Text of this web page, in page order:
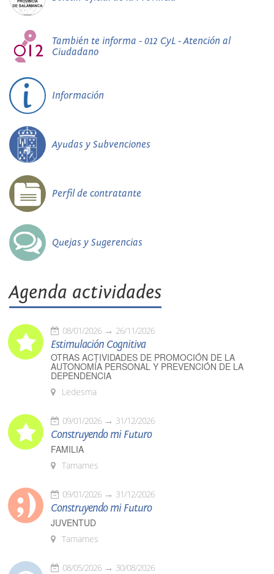
También te informa - 012 CyL - Atención al
Ciudadano
Información
Ayudas y Subvenciones
Perfil de contratante
Quejas y Sugerencias
Agenda actividades
08/01/2026 26/11/2026
Estimulación Cognitiva
OTRAS ACTIVIDADES DE PROMOCIÓN DE LA
AUTONOMÍA PERSONAL Y PREVENCIÓN DE LA
DEPENDENCIA
Ledesma
09/01/2026 31/12/2026
Construyendo mi Futuro
FAMILIA
Tamames
09/01/2026 31/12/2026
Construyendo mi Futuro
JUVENTUD
Tamames
08/05/2026 30/08/2026